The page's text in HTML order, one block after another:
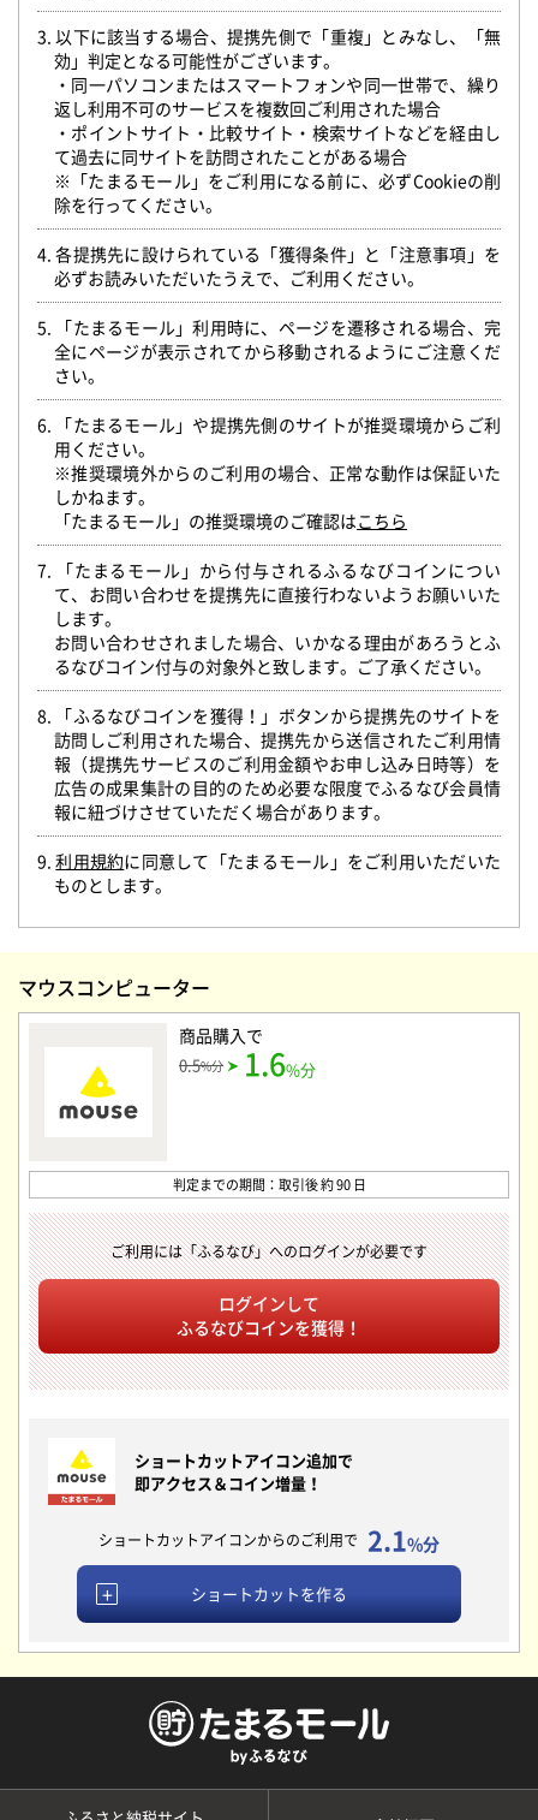
3. 以下に該当する場合、提携先側で「重複」とみなし、「無
効」判定となる可能性がございます。
・同一パソコンまたはスマートフォンや同一世帯で、繰り
返し利用不可のサービスを複数回ご利用された場合
・ポイントサイト・比較サイト・検索サイトなどを経由し
て過去に同サイトを訪問されたことがある場合
※「たまるモール」をご利用になる前に、必ずCookieの削
除を行ってください。
4. 各提携先に設けられている「獲得条件」と「注意事項」を
必ずお読みいただいたうえで、ご利用ください。
5. 「たまるモール」利用時に、ページを遷移される場合、完
全にページが表示されてから移動されるようにご注意くだ
さい。
6. 「たまるモール」や提携先側のサイトが推奨環境からご利
用ください。
※推奨環境外からのご利用の場合、正常な動作は保証いた
しかねます。
「たまるモール」の推奨環境のご確認はこちら
7. 「たまるモール」から付与されるふるなびコインについ
て、お問い合わせを提携先に直接行わないようお願いいた
します。
お問い合わせされました場合、いかなる理由があろうとふ
るなびコイン付与の対象外と致します。ご了承ください。
8. 「ふるなびコインを獲得！」ボタンから提携先のサイトを
訪問しご利用された場合、提携先から送信されたご利用情
報（提携先サービスのご利用金額やお申し込み日時等）を
広告の成果集計の目的のため必要な限度でふるなび会員情
報に紐づけさせていただく場合があります。
9.利用規約に同意して「たまるモール」をご利用いただいた
ものとします。
マウスコンピューター
商品購入で
0.5%分 1.6%分
判定までの期間：取引後 約 90 日
ご利用には「ふるなび」へのログインが必要です
ログインして
ふるなびコインを獲得！
ショートカットアイコン追加で
即アクセス＆コイン増量！
ショートカットアイコンからのご利用で 2.1%分
ショートカットを作る